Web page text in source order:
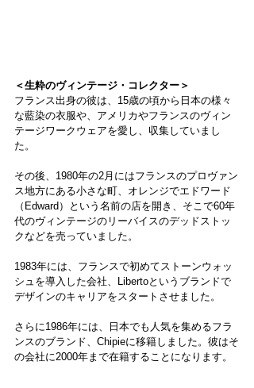
＜生粋のヴィンテージ・コレクター＞
フランス出身の彼は、15歳の頃から日本の様々
な藍染の衣服や、アメリカやフランスのヴィン
テージワークウェアを愛し、収集していまし
た。
その後、1980年の2月にはフランスのプロヴァン
ス地方にある小さな町、オレンジでエドワード
（Edward）という名前の店を開き、そこで60年
代のヴィンテージのリーバイスのデッドストッ
クなどを売っていました。
1983年には、フランスで初めてストーンウォッ
シュを導入した会社、Libertoというブランドで
デザインのキャリアをスタートさせました。
さらに1986年には、日本でも人気を集めるフラ
ンスのブランド、Chipieに移籍しました。彼はそ
の会社に2000年まで在籍することになります。